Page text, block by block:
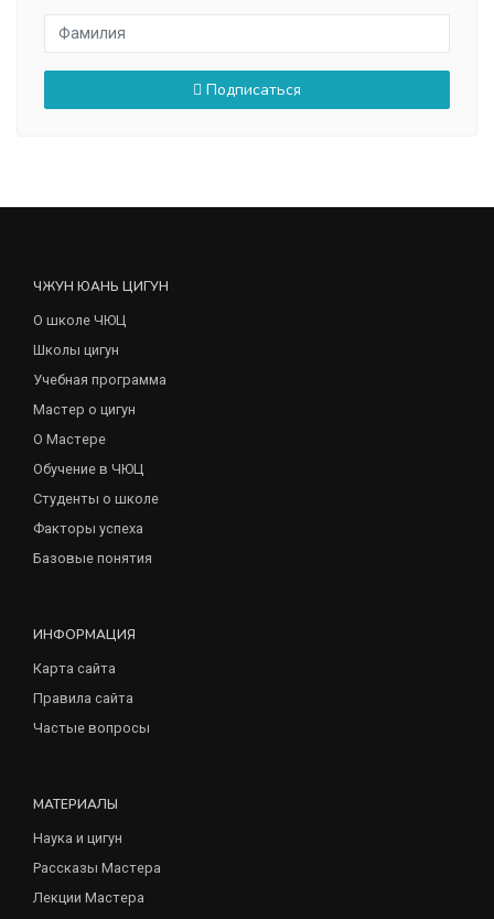
Подписаться
ЧЖУН ЮАНЬ ЦИГУН
О школе ЧЮЦ
Школы цигун
Учебная программа
Мастер о цигун
О Мастере
Обучение в ЧЮЦ
Студенты о школе
Факторы успеха
Базовые понятия
ИНФОРМАЦИЯ
Карта сайта
Правила сайта
Частые вопросы
МАТЕРИАЛЫ
Наука и цигун
Рассказы Мастера
Лекции Мастера